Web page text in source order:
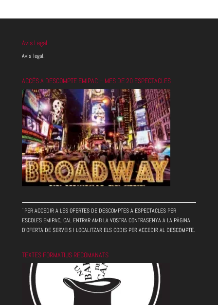
Avis Legal
Avis legal.
ACCÉS A DESCOMPTE EMIPAC – MES DE 20 ESPECTACLES
`PER ACCEDIR A LES OFERTES DE DESCOMPTES A ESPECTACLES PER
ESCOLES EMIPAC, CAL ENTRAR AMB LA VOSTRA CONTRASENYA A LA PÀGINA
D'OFERTA DE SERVEIS I LOCALITZAR ELS CODIS PER ACCEDIR AL DESCOMPTE.
TEXTES FORMATIUS RECOMANATS